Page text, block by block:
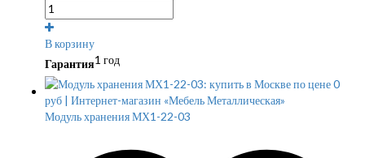
В корзину
Гарантия1 год
Модуль хранения МХ1-22-03